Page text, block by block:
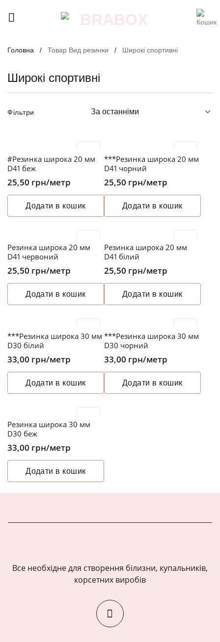
Головна / Товар Вид резинки / Широкі спортивні
Широкі спортивні
Фільтри
#Резинка широка 20 мм
D41 беж
25,50 грн/метр
Додати в кошик
***Резинка широка 20 мм
D41 чорний
25,50 грн/метр
Додати в кошик
Резинка широка 20 мм
D41 червоний
25,50 грн/метр
Додати в кошик
Резинка широка 20 мм
D41 білий
25,50 грн/метр
Додати в кошик
***Резинка широка 30 мм
D30 білий
33,00 грн/метр
Додати в кошик
***Резинка широка 30 мм
D30 чорний
33,00 грн/метр
Додати в кошик
Резинка широка 30 мм
D30 беж
33,00 грн/метр
Додати в кошик
Все необхідне для створення білизни, купальників,
корсетних виробів